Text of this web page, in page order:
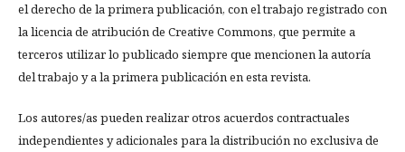
el derecho de la primera publicación, con el trabajo registrado con
la licencia de atribución de Creative Commons, que permite a
terceros utilizar lo publicado siempre que mencionen la autoría
del trabajo y a la primera publicación en esta revista.
Los autores/as pueden realizar otros acuerdos contractuales
independientes y adicionales para la distribución no exclusiva de